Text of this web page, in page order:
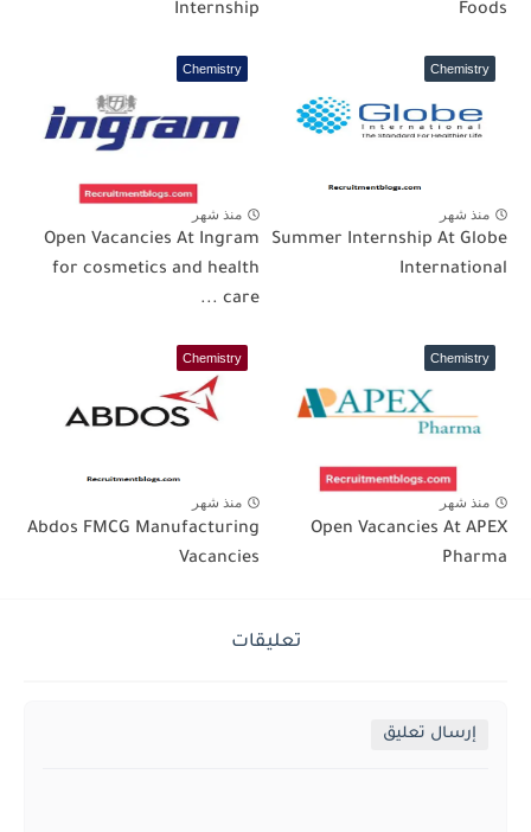
Foods
Internship
Chemistry
منذ شهر
Summer Internship At Globe
International
Chemistry
منذ شهر
Open Vacancies At Ingram
for cosmetics and health
care ...
Chemistry
منذ شهر
Open Vacancies At APEX
Pharma
Chemistry
منذ شهر
Abdos FMCG Manufacturing
Vacancies
تعليقات
إرسال تعليق